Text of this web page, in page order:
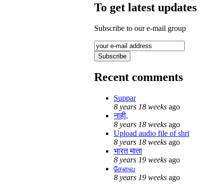
To get latest updates
Subscribe to our e-mail group
Recent comments
Suppar
8 years 18 weeks ago
नाही,
8 years 18 weeks ago
Upload audio file of shri
8 years 18 weeks ago
भारत माता
8 years 19 weeks ago
சேவை
8 years 19 weeks ago